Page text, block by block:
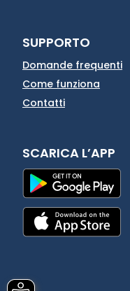
SUPPORTO
Domande frequenti
Come funziona
Contatti
SCARICA L’APP